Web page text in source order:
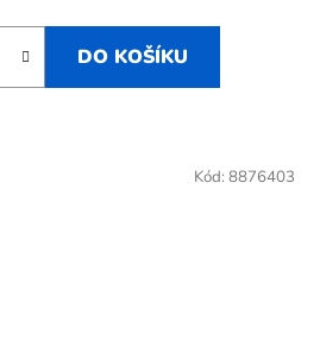
DO KOŠÍKU
Kód: 8876403